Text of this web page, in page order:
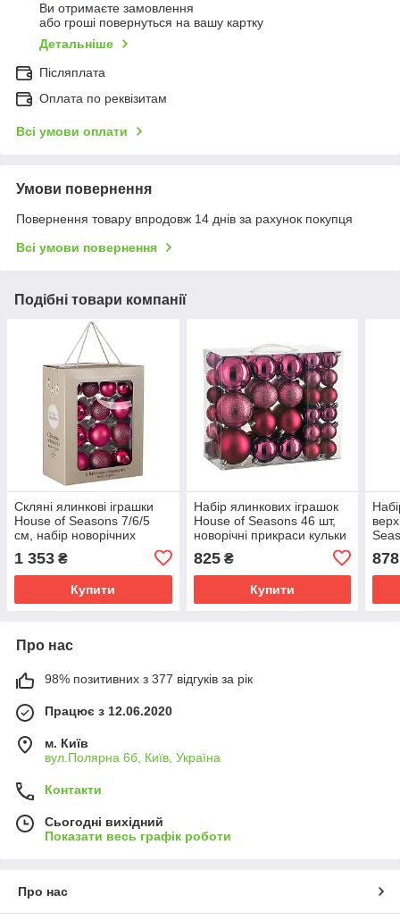
Ви отримаєте замовлення
або гроші повернуться на вашу картку
Детальніше
Післяплата
Оплата по реквізитам
Всі умови оплати
Умови повернення
Повернення товару впродовж 14 днів за рахунок покупця
Всі умови повернення
Подібні товари компанії
Скляні ялинкові іграшки
House of Seasons 7/6/5
см, набір новорічних
фуксія
1 353 ₴
Купити
Набір ялинкових іграшок
House of Seasons 46 шт,
новорічні прикраси кульки
пластикові на ялинку 4/6/8
см, фуксія
825₴
Купити
см,
878
Про нас
98% позитивних з 377 відгуків за рік
Працює з 12.06.2020
м. Київ
вул.Полярна 6б, Київ, Україна
Контакти
Сьогодні вихідний
Показати весь графік роботи
Про нас